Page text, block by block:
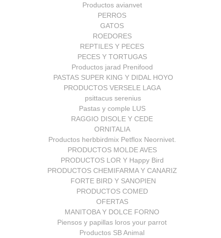
Productos avianvet
PERROS
GATOS
ROEDORES
REPTILES Y PECES
PECES Y TORTUGAS
Productos jarad Prenifood
PASTAS SUPER KING Y DIDAL HOYO
PRODUCTOS VERSELE LAGA
psittacus serenius
Pastas y comple LUS
RAGGIO DISOLE Y CEDE
ORNITALIA
Productos herbbirdmix Petflox Neornivet.
PRODUCTOS MOLDE AVES
PRODUCTOS LOR Y Happy Bird
PRODUCTOS CHEMIFARMA Y CANARIZ
FORTE BIRD Y SANOPIEN
PRODUCTOS COMED
OFERTAS
MANITOBA Y DOLCE FORNO
Piensos y papillas loros your parrot
Productos SB Animal